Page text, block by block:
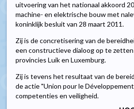
uitvoering van het nationaal akkoord
machine- en elektrische bouw met
koninklijk besluit van 28 maart 2011.
Zij is de concretisering van de
een constructieve dialoog op te
provincies Luik en Luxemburg.
Zij is tevens het resultaat van de
de actie "Union pour le
competenties en veiligheid.